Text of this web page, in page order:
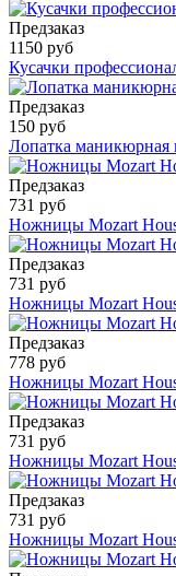
Предзаказ
1150 руб
Кусачки
Предзаказ
150 руб
Лопатка маникюрная
Предзаказ
731 руб
Ножницы Mozart
Предзаказ
731 руб
Ножницы Mozart
Предзаказ
778 руб
Ножницы Mozart
Предзаказ
731 руб
Ножницы Mozart
Предзаказ
731 руб
Ножницы Mozart